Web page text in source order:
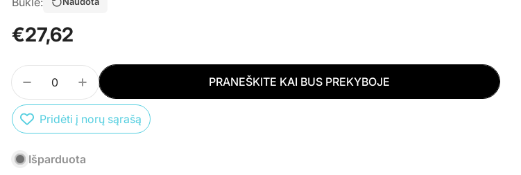
a
s
Atidaryti mediją 0 atskirame lange
Atidaryti mediją 1 atskirame lange Atidaryti mediją 2
Įprasta
kaina
€27,62
Kiekis
SUMAŽINTI PREKĖS CD XXXTENTACION - 17 KIEKĮ
PADIDINTI PREKĖS CD XXXTENTACION - 17 KIEKĮ
PRANEŠKITE KAI BUS PREKYBOJE
Pridėti į norų sąrašą
Išparduota